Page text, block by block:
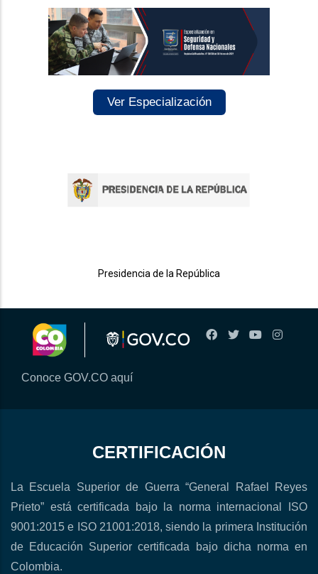
Ver Especialización
Presidencia de la República
Conoce GOV.CO aquí
CERTIFICACIÓN
La Escuela Superior de Guerra “General Rafael Reyes
Prieto” está certificada bajo la norma internacional ISO
9001:2015 e ISO 21001:2018, siendo la primera Institución
de Educación Superior certificada bajo dicha norma en
Colombia.